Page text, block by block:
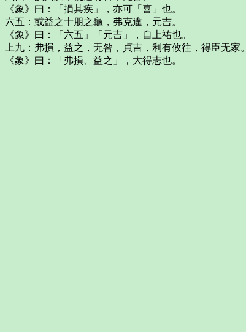
《象》曰：「損其疾」，亦可「喜」也。
六五：或益之十朋之龜，弗克違，元吉。
《象》曰：「六五」「元吉」，自上祐也。
上九：弗損，益之，无咎，貞吉，利有攸往，得臣无家。
《象》曰：「弗損、益之」，大得志也。